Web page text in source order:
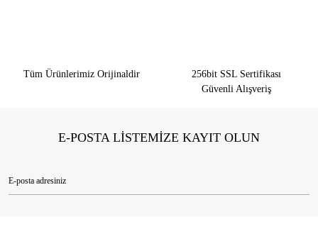
Tüm Ürünlerimiz Orijinaldir
256bit SSL Sertifikası
Güvenli Alışveriş
E-POSTA LİSTEMİZE KAYIT OLUN